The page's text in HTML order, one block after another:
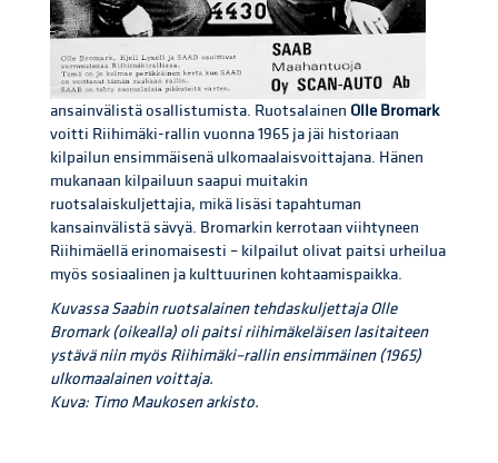
ansainvälistä osallistumista. Ruotsalainen Olle Bromark
voitti Riihimäki-rallin vuonna 1965 ja jäi historiaan
kilpailun ensimmäisenä ulkomaalaisvoittajana. Hänen
mukanaan kilpailuun saapui muitakin
ruotsalaiskuljettajia, mikä lisäsi tapahtuman
kansainvälistä sävyä. Bromarkin kerrotaan viihtyneen
Riihimäellä erinomaisesti – kilpailut olivat paitsi urheilua
myös sosiaalinen ja kulttuurinen kohtaamispaikka.
Kuvassa Saabin ruotsalainen tehdaskuljettaja Olle
Bromark (oikealla) oli paitsi riihimäkeläisen lasitaiteen
ystävä niin myös Riihimäki–rallin ensimmäinen (1965)
ulkomaalainen voittaja.
Kuva: Timo Maukosen arkisto.